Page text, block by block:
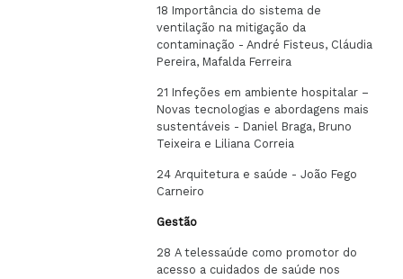
18 Importância do sistema de
ventilação na mitigação da
contaminação - André Fisteus, Cláudia
Pereira, Mafalda Ferreira
21 Infeções em ambiente hospitalar –
Novas tecnologias e abordagens mais
sustentáveis - Daniel Braga, Bruno
Teixeira e Liliana Correia
24 Arquitetura e saúde - João Fego
Carneiro
Gestão
28 A telessaúde como promotor do
acesso a cuidados de saúde nos